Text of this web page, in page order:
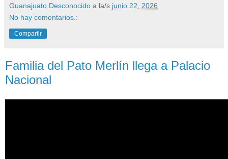
Guanajuato Desconocido a la/s junio 22, 2026
No hay comentarios.:
Compartir
Familia del Pato Merlín llega a Palacio
Nacional